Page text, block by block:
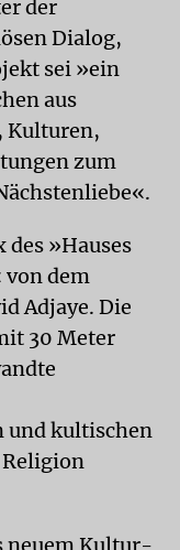
der
Dialog,
sei »ein
aus
Kulturen,
zum
»Hauses
dem
Adjaye. Die
30 Meter
und kultischen